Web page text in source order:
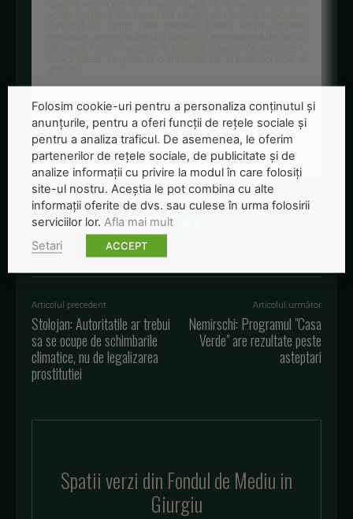
Pentru sesiunea din acest an se estimeaza ca vor fi
depuse la nivel national aproximativ trei sute de proiecte
si vor putea primi finantare aproximativ 90 de proiecte.
Foto: ecosapiens.ro
Articolul precedent
Stolojan: Autoritatile ar trebui
sa se ocupe de schimbarile
climatice, nu de legalizarea
prostitutiei
Articolul următor
Nemirschi: Programul "Casa
Verde" are rezultate peste
asteptari
Spatii verzi din Fondul de Mediu in
Giurgiu
Folosim cookie-uri pentru a personaliza conținutul și
anunțurile, pentru a oferi funcții de rețele sociale și
pentru a analiza traficul. De asemenea, le oferim
partenerilor de rețele sociale, de publicitate și de
analize informații cu privire la modul în care folosiți
site-ul nostru. Aceștia le pot combina cu alte
informații oferite de dvs. sau culese în urma folosirii
serviciilor lor. Afla mai mult
Setari
ACCEPT